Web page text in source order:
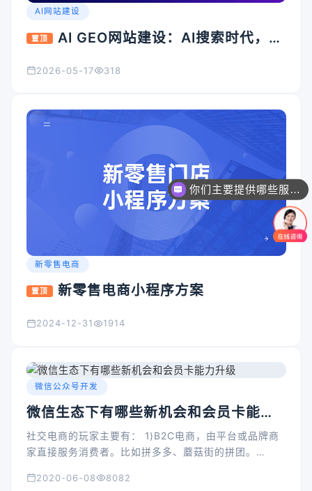
AI网站建设
置顶
AI GEO网站建设：AI搜索时代，企
2026-05-17 318
新零售电商
置顶 新零售电商小程序方案
2024-12-31 1914
微信公众号开发
微信生态下有哪些新机会和会员卡能力
升级
社交电商的玩家主要有： 1)B2C电商，由平台或品牌商
家直接服务消费者。比如拼多多、蘑菇街的拼团。
小B(自媒体、代购、小店主等)完成获客和交易。典型的
2020-06-08 8082
你们主要提供哪些服务？可以根据需求定制吗？